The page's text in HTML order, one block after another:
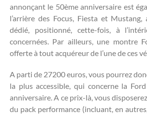
annonçant le 50ème anniversaire est
l’arrière des Focus, Fiesta et Mustang,
dédié, positionné, cette-fois, à
concernées. Par ailleurs, une montre
offerte à tout acquéreur de l’une de ces
A parti de 27200 euros, vous pourrez
la plus accessible, qui concerne la
anniversaire. A ce prix-là, vous
du pack performance (incluant, en